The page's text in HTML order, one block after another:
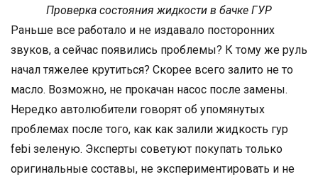
Проверка состояния жидкости в бачке ГУР
Раньше все работало и не издавало посторонних
звуков, а сейчас появились проблемы? К тому же руль
начал тяжелее крутиться? Скорее всего залито не то
масло. Возможно, не прокачан насос после замены.
Нередко автолюбители говорят об упомянутых
проблемах после того, как как залили жидкость гур
febi зеленую. Эксперты советуют покупать только
оригинальные составы, не экспериментировать и не